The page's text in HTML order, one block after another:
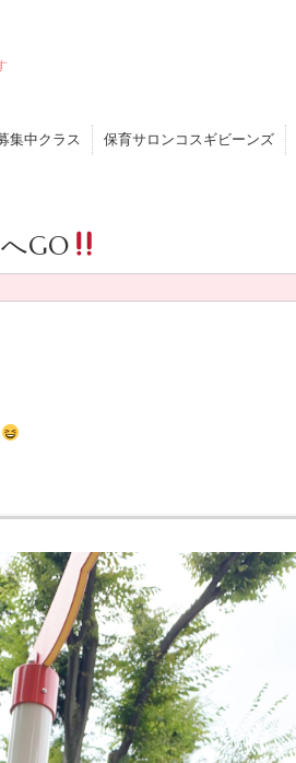
集中クラス 保育サロンコスギビーンズ
GO